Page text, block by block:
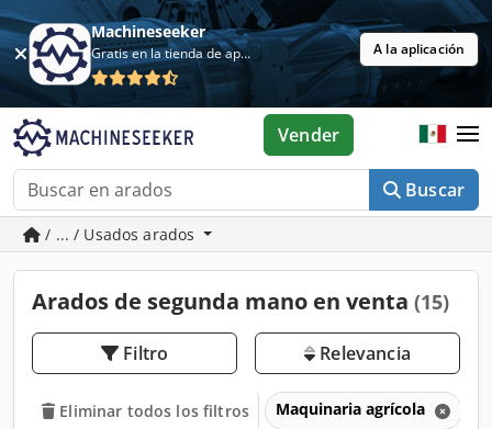
Machineseeker
Gratis en la tienda de aplicaciones A la aplicación
Buscar
Vender
/ ... / Usados arados
Arados de segunda mano en venta (15)
Filtro Relevancia
Eliminar todos los filtros Maquinaria agrícola